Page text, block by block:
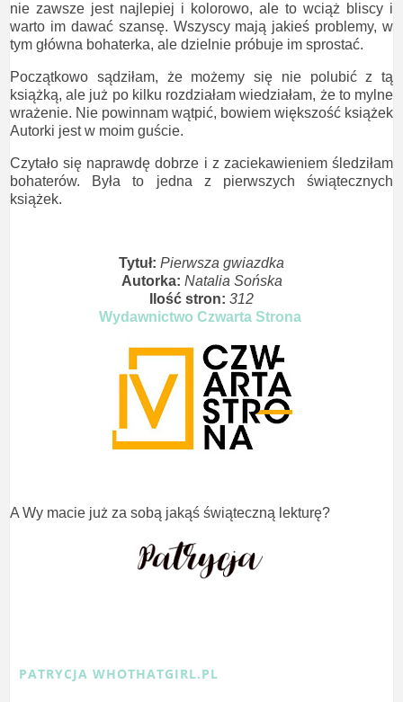
nie zawsze jest najlepiej i kolorowo, ale to wciąż bliscy i
warto im dawać szansę. Wszyscy mają jakieś problemy, w
tym główna bohaterka, ale dzielnie próbuje im sprostać.
Początkowo sądziłam, że możemy się nie polubić z tą
książką, ale już po kilku rozdziałam wiedziałam, że to mylne
wrażenie. Nie powinnam wątpić, bowiem większość książek
Autorki jest w moim guście.
Czytało się naprawdę dobrze i z zaciekawieniem śledziłam
bohaterów. Była to jedna z pierwszych świątecznych
książek.
Tytuł: Pierwsza gwiazdka
Autorka: Natalia Sońska
Ilość stron: 312
Wydawnictwo Czwarta Strona
A Wy macie już za sobą jakąś świąteczną lekturę?
PATRYCJA WHOTHATGIRL.PL